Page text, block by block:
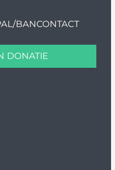
BANCONTACT
DONATIE